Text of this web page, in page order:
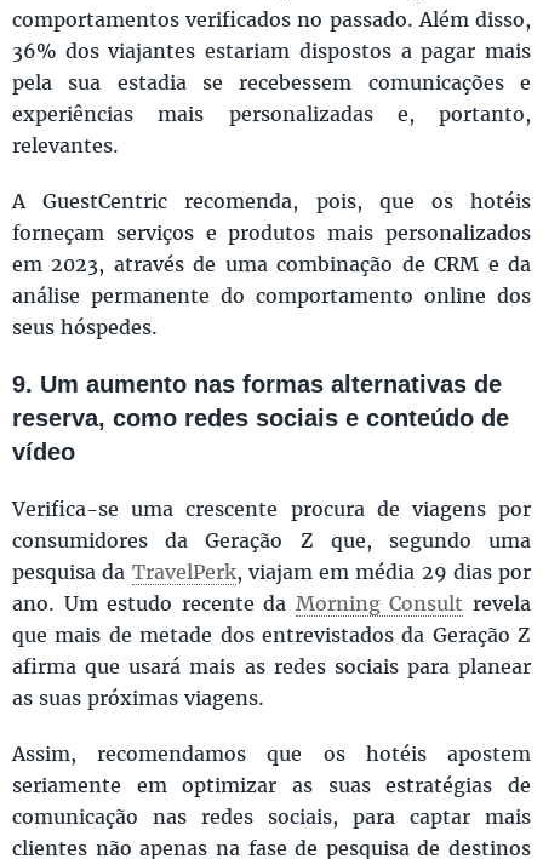
comportamentos verificados no passado. Além disso,
36% dos viajantes estariam dispostos a pagar mais
pela sua estadia se recebessem comunicações e
experiências mais personalizadas e, portanto,
relevantes.
A GuestCentric recomenda, pois, que os hotéis
forneçam serviços e produtos mais personalizados
em 2023, através de uma combinação de CRM e da
análise permanente do comportamento online dos
seus hóspedes.
9. Um aumento nas formas alternativas de
reserva, como redes sociais e conteúdo de
vídeo
Verifica-se uma crescente procura de viagens por
consumidores da Geração Z que, segundo uma
pesquisa da TravelPerk, viajam em média 29 dias por
ano. Um estudo recente da Morning Consult revela
que mais de metade dos entrevistados da Geração Z
afirma que usará mais as redes sociais para planear
as suas próximas viagens.
Assim, recomendamos que os hotéis apostem
seriamente em optimizar as suas estratégias de
comunicação nas redes sociais, para captar mais
clientes não apenas na fase de pesquisa de destinos